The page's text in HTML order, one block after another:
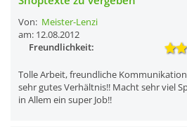
Von: Meister-Lenzi
am: 12.08.2012
Freundlichkeit:
Tolle Arbeit, freundliche
sehr gutes Verhältnis!! Macht sehr viel
in Allem ein super Job!!